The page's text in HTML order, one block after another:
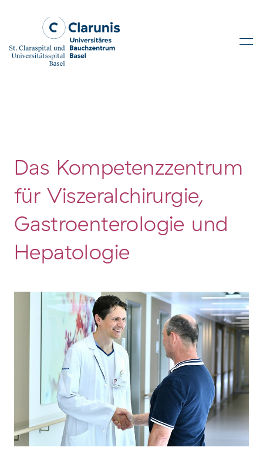
Das Kompetenzzentrum
für Viszeralchirurgie,
Gastroenterologie und
Hepatologie